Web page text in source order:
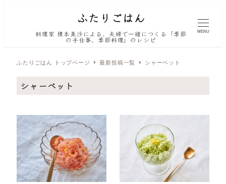
料理家 榎本美沙による、夫婦で一緒につくる「季節
の手仕事、季節料理」のレシピ
MENU
ふたりごはん トップページ 最新投稿一覧 シャーベット
シャーベット